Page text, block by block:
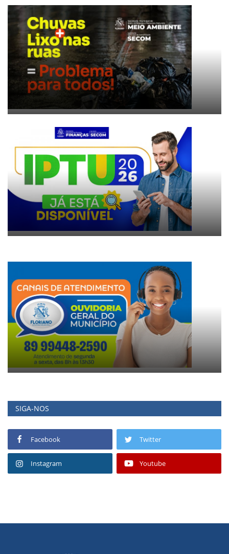
SIGA-NOS
Facebook Twitter
Instagram Youtube